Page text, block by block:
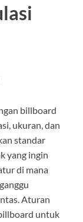
billboard
ukuran, dan
standar
yang ingin
di mana
Aturan
untuk